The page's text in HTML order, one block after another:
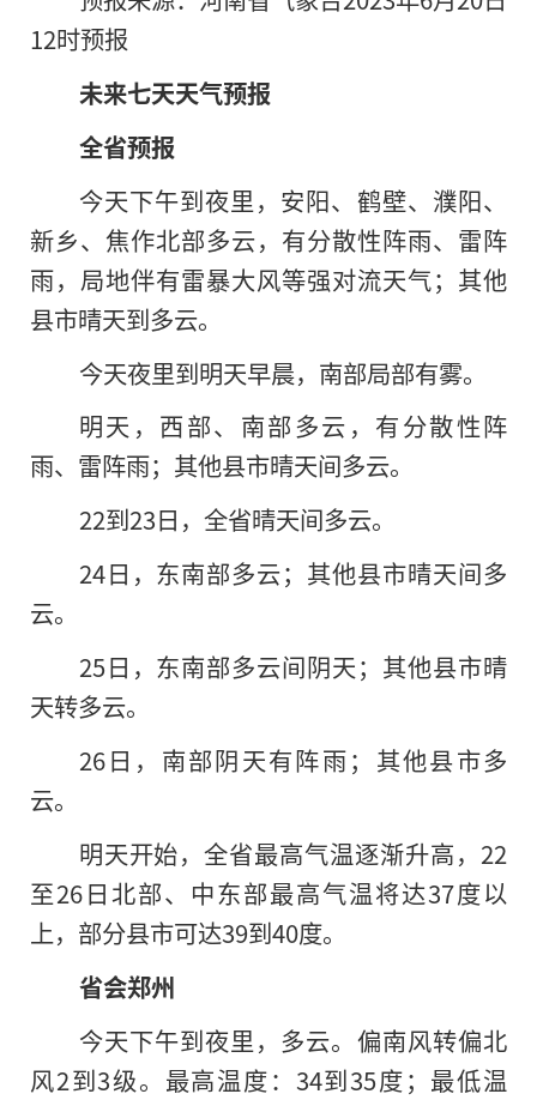
12时预报
未来七天天气预报
全省预报
今天下午到夜里，安阳、鹤壁、濮阳、
新乡、焦作北部多云，有分散性阵雨、雷阵
雨，局地伴有雷暴大风等强对流天气；其他
县市晴天到多云。
今天夜里到明天早晨，南部局部有雾。
明天，西部、南部多云，有分散性阵
雨、雷阵雨；其他县市晴天间多云。
22到23日，全省晴天间多云。
24日，东南部多云；其他县市晴天间多
云。
25日，东南部多云间阴天；其他县市晴
天转多云。
26日，南部阴天有阵雨；其他县市多
云。
明天开始，全省最高气温逐渐升高，22
至26日北部、中东部最高气温将达37度以
上，部分县市可达39到40度。
省会郑州
今天下午到夜里，多云。偏南风转偏北
风2到3级。最高温度：34到35度；最低温